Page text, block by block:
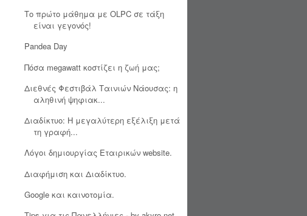
Το πρώτο μάθημα με OLPC σε τάξη
είναι γεγονός!
Pandea Day
Πόσα megawatt κοστίζει η ζωή μας;
Διεθνές Φεστιβάλ Ταινιών Νάουσας: η
αληθινή ψηφιακ...
Διαδίκτυο: Η μεγαλύτερη εξέλιξη μετά
τη γραφή...
Λόγοι δημιουργίας Εταιρικών website.
Διαφήμιση και Διαδίκτυο.
Google και καινοτομία.